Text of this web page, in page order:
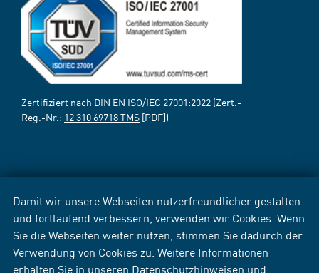
Damit wir unsere Webseiten nutzerfreundlicher gestalten
und fortlaufend verbessern, verwenden wir Cookies. Wenn
Sie die Webseiten weiter nutzen, stimmen Sie dadurch der
Verwendung von Cookies zu. Weitere Informationen
erhalten Sie in unseren Datenschutzhinweisen und
Zertifiziert nach DIN EN ISO/IEC 27001:2022 (Zert.-
Reg.-Nr.: 12 310 69718 TMS [PDF])